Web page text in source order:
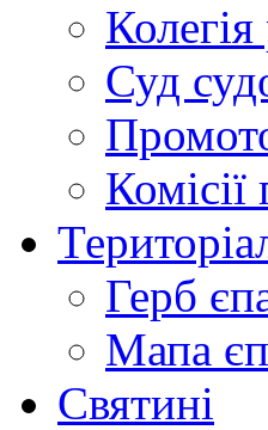
Суд
Комісії
Герб
Мапа
Святині